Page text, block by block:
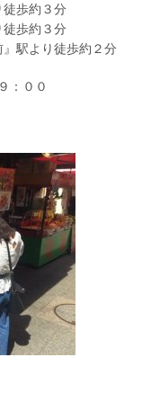
徒歩約３分
徒歩約３分
駅より徒歩約２分
：００